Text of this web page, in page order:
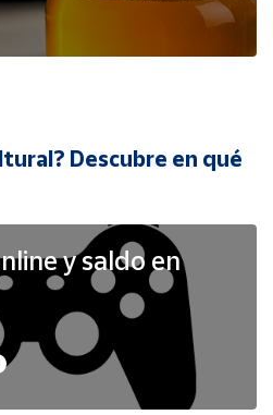
Descubre en qué
y saldo en